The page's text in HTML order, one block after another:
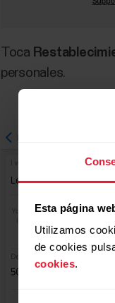
Esta página
Utilizamos
de cookies
cookies.
Toca
personales.